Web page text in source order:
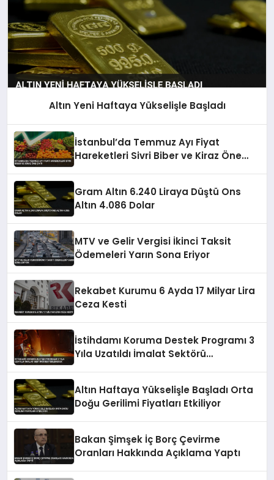
Altın Yeni Haftaya Yükselişle Başladı
İstanbul’da Temmuz Ayı Fiyat
Hareketleri Sivri Biber ve Kiraz Öne
Gram Altın 6.240 Liraya Düştü Ons
Altın 4.086 Dolar
MTV ve Gelir Vergisi İkinci Taksit
Ödemeleri Yarın Sona Eriyor
Rekabet Kurumu 6 Ayda 17 Milyar Lira
Ceza Kesti
İstihdamı Koruma Destek Programı 3
Yıla Uzatıldı İmalat Sektörü
Altın Haftaya Yükselişle Başladı Orta
Doğu Gerilimi Fiyatları Etkiliyor
Bakan Şimşek İç Borç Çevirme
Oranları Hakkında Açıklama Yaptı